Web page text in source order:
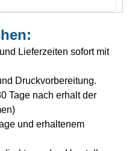
Lieferzeiten sofort mit
Druckvorbereitung.
Tage nach erhalt der
und erhaltenem